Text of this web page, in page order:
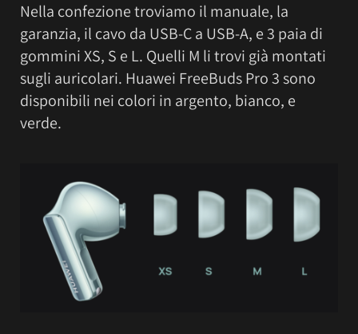
Nella confezione troviamo il manuale, la
garanzia, il cavo da USB-C a USB-A, e 3 paia di
gommini XS, S e L. Quelli M li trovi già montati
sugli auricolari. Huawei FreeBuds Pro 3 sono
disponibili nei colori in argento, bianco, e
verde.